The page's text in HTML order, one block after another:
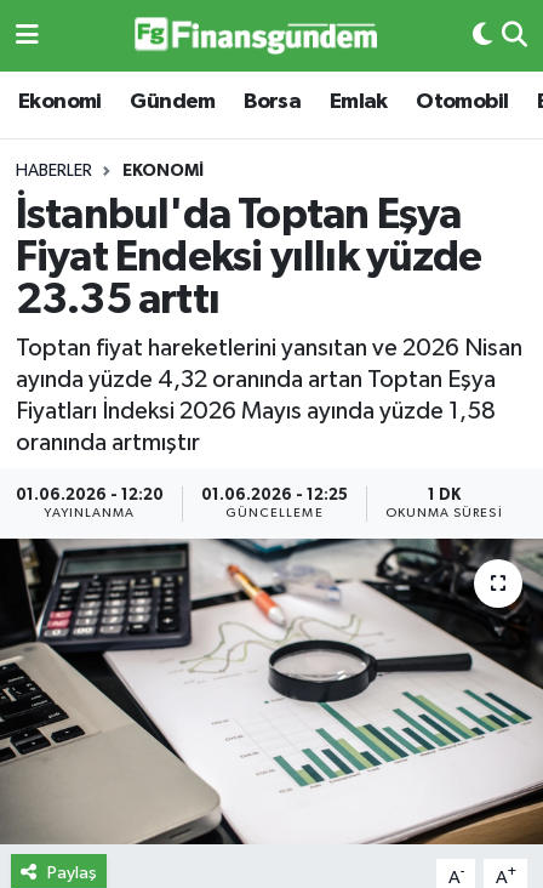
Ekonomi Gündem Borsa Emlak Otomobil
HABERLER EKONOMI
İstanbul'da Toptan Eşya
Fiyat Endeksi yıllık yüzde
23.35 arttı
Toptan fiyat hareketlerini yansıtan ve 2026 Nisan
ayında yüzde 4,32 oranında artan Toptan Eşya
Fiyatları İndeksi 2026 Mayıs ayında yüzde 1,58
oranında artmıştır
01.06.2026 - 12:20
YAYINLANMA
01.06.2026 - 12:25
GÜNCELLEME
1 DK
OKUNMA SÜRESI
Paylaş A- A+
Ekonomi
Borsa
Emlak
Emtia
Otomobil
Hakkımızda
İletişim
Künye
Yasal Uyarı
Ekonomi
Borsa
Emlak
Otomobil
Emtia